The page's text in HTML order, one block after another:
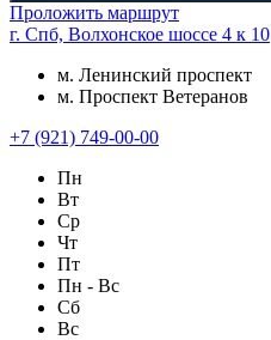
Проложить маршрут
г. Спб, Волхонское шоссе 4 к 10
м. Ленинский проспект
м. Проспект Ветеранов
+7 (921) 749-00-00
Пн
Вт
Ср
Чт
Пт
Пн - Вс
Сб
Вс